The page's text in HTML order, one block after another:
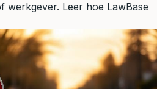
werkgever. Leer hoe LawBase